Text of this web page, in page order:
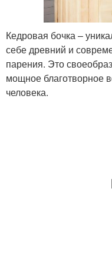
Кедровая бочка –
себе древний и
парения. Это
мощное благотворное
человека.